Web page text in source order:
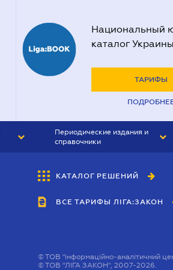
Национальный
каталог Украины
ТАРИФЫ
Периодические издания и
справочники
БУХГАЛТЕР&ЗАКОН
ВЕСТНИК МСФО
КАТАЛОГ РЕШЕНИЙ
ВСЕ ТАРИФЫ ЛІГА:ЗАКОН
©ТОВ "інформаційно-аналітичний
©ТОВ "ЛІГА ЗАКОН", 2007-2026.